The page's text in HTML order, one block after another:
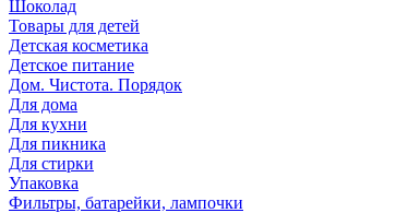
Шоколад
Товары для детей
Детская косметика
Детское питание
Дом. Чистота. Порядок
Для дома
Для кухни
Для пикника
Для стирки
Упаковка
Фильтры, батарейки, лампочки